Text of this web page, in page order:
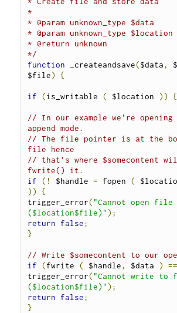
*
* @param unknown_type $data
* @param unknown_type $location
* @return unknown
*/
function _createandsave($data,
$file) {
if (is_writable ( $location )) {
// In our example we're opening
append mode.
// The file pointer is at the
file hence
// that's where $somecontent
fwrite() it.
if
(! $handle = fopen (
))
{
trigger_error( "Cannot open file
($location$file)" );
return
false;
}
// Write $somecontent to our
if
(fwrite ( $handle, $data )
trigger_error( "Cannot write to
($location$file)" );
return
false;
}